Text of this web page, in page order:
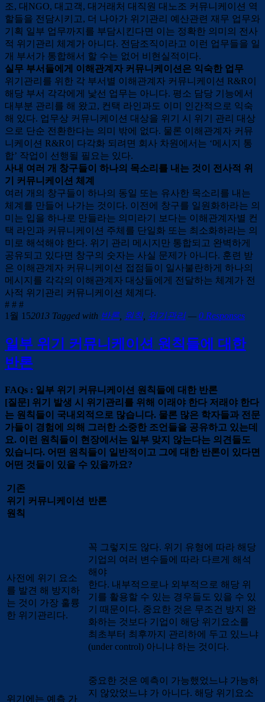
조, 대NGO, 대고객, 대거래처 대직원 대노조 커뮤니케이션 역
할들을 전담시키고, 더 나아가 위기관리 예산관련 재무 업무와
기획 일부 업무까지를 부담시킨다면 이는 정확한 의미의 전사
적 위기관리 체계가 아니다. 전담조직이라고 이런 업무들을 일
개 부서가 통합해서 할 수는 없어 비현실적이다.
실무 부서들에게 이해관계자 커뮤니케이션은 익숙한 업무
위기관리를 위한 각 부서별 이해관계자 커뮤니케이션 R&R이
해당 부서 각각에게 낯선 업무는 아니다. 평소 담당 기능에서
대부분 관리를 해 왔고, 컨택 라인과도 이미 인간적으로 익숙
해 있다. 업무상 커뮤니케이션 대상을 위기 시 위기 관리 대상
으로 단순 전환한다는 의미 밖에 없다. 물론 이해관계자 커뮤
니케이션 R&R이 다각화 되려면 회사 차원에서는 ‘메시지 통
합’ 작업이 선행될 필요는 있다.
사내 여러 개 창구들이 하나의 목소리를 내는 것이 전사적 위
기 커뮤니케이션 체계
여러 개의 창구들이 하나의 동일 또는 유사한 목소리를 내는
체계를 만들어 나가는 것이다. 이전에 창구를 일원화하라는 의
미는 입을 하나로 만들라는 의미라기 보다는 이해관계자별 컨
택 라인과 커뮤니케이션 주체를 단일화 또는 최소화하라는 의
미로 해석해야 한다. 위기 관리 메시지만 통합되고 완벽하게
공유되고 있다면 창구의 숫자는 사실 문제가 아니다. 훈련 받
은 이해관계자 커뮤니케이션 접점들이 일사불란하게 하나의
메시지를 각각의 이해관계자 대상들에게 전달하는 체계가 전
사적 위기관리 커뮤니케이션 체계다.
# # #
1월 152013 Tagged with 반론 원칙, 위기관리— 0 Responses
일부 위기 커뮤니케이션 원칙들에 대한
반론
FAQs : 일부 위기 커뮤니케이션 원칙들에 대한 반론
[질문] 위기 발생 시 위기관리를 위해 이래야 한다 저래야 한다
는 원칙들이 국내외적으로 많습니다. 물론 많은 학자들과 전문
가들이 경험에 의해 그러한 소중한 조언들을 공유하고 있는데
요. 이런 원칙들이 현장에서는 일부 맞지 않는다는 의견들도
있습니다. 어떤 원칙들이 일반적이고 그에 대한 반론이 있다면
어떤 것들이 있을 수 있을까요?
기존
위기 커뮤니케이션
원칙
반론
사전에 위기 요소
를 발견 해 방지하
는 것이 가장 훌륭
한 위기관리다.
꼭 그렇지도 않다. 위기 유형에 따라 해당
기업의 여러 변수들에 따라 다르게 해석
해야
한다. 내부적으로나 외부적으로 해당 위
기를 활용할 수 있는 경우들도 있을 수 있
기 때문이다. 중요한 것은 무조건 방지 완
화하는 것보다 기업이 해당 위기요소를
최초부터 최후까지 관리하에 두고 있느냐
(under control) 아니냐 하는 것이다.
위기에는 예측 가
중요한 것은 예측이 가능했었느냐 가능하
지 않았었느냐 가 아니다. 해당 위기요소